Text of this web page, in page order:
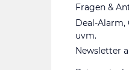
Fragen &
Deal-Alarm,
uvm.
Newsletter